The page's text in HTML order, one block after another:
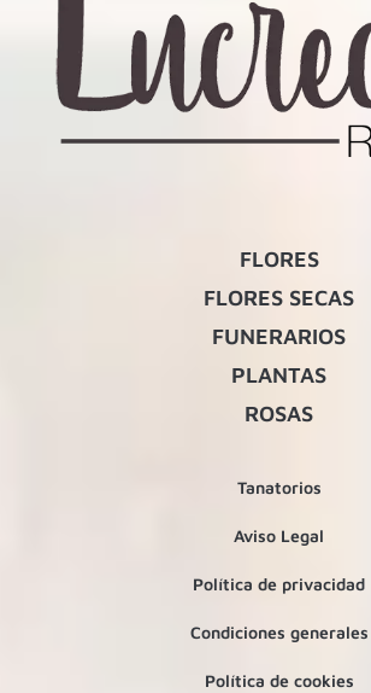
FLORES
FLORES SECAS
FUNERARIOS
PLANTAS
ROSAS
Tanatorios
Aviso Legal
Política de privacidad
Condiciones generales
Política de cookies